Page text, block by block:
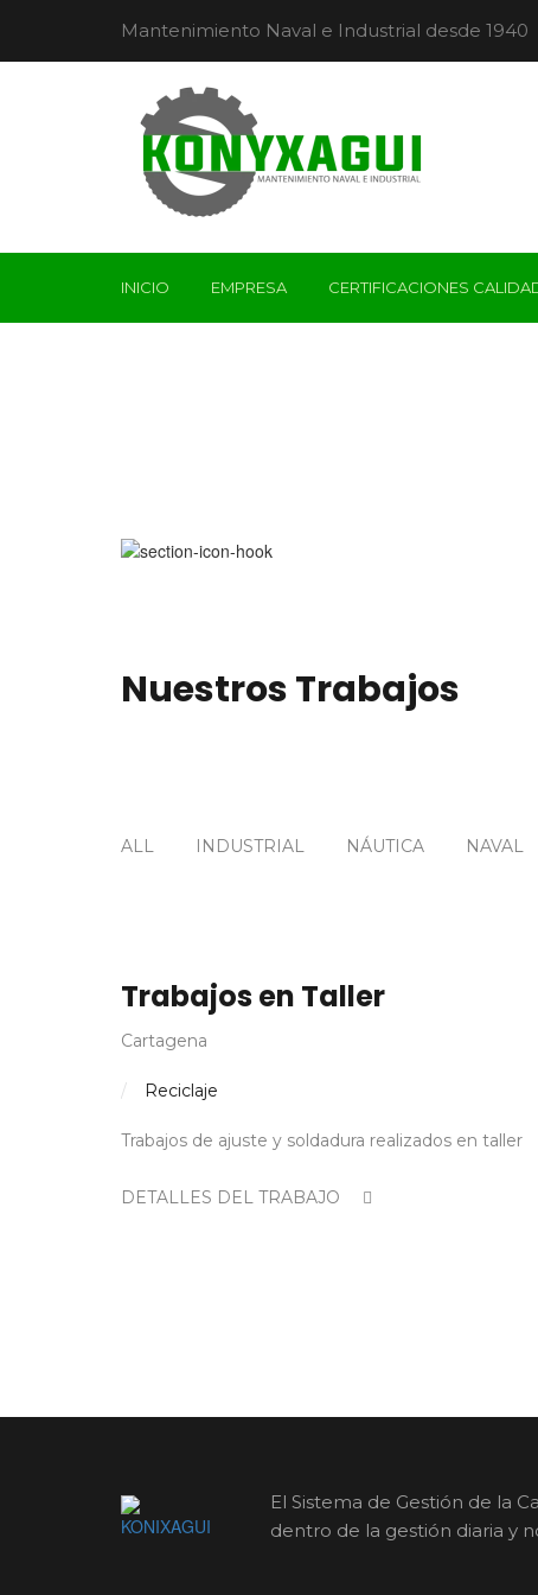
Mantenimiento Naval e Industrial desde 1940
INICIO EMPRESA CERTIFICACIONES
Nuestros Trabajos
ALL INDUSTRIAL NÁUTICA NAVAL
Trabajos en Taller
Cartagena
Reciclaje
Trabajos de ajuste y soldadura realizados en taller
DETALLES DEL TRABAJO
El Sistema de Gestión de la
dentro de la gestión diaria y